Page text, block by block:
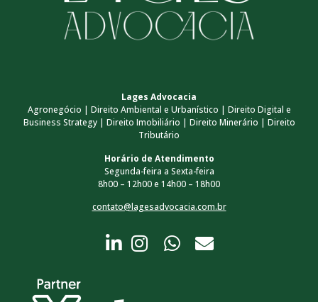
Lages Advocacia
Agronegócio | Direito Ambiental e Urbanístico | Direito Digital e
Business Strategy | Direito Imobiliário | Direito Minerário | Direito
Tributário
Horário de Atendimento
Segunda-feira a Sexta-feira
8h00 – 12h00 e 14h00 – 18h00
contato@lagesadvocacia.com.br